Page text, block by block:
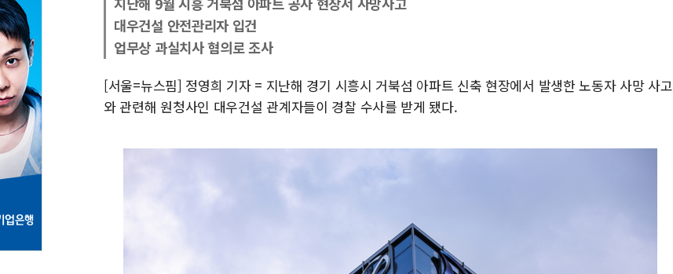
대우건설 안전관리자 입건
업무상 과실치사 혐의로 조사
[서울=뉴스핌] 정영희 기자 = 지난해 경기 시흥시 거북섬 아파트 신축 현장에서 발생한 노동자 사망 사고
와 관련해 원청사인 대우건설 관계자들이 경찰 수사를 받게 됐다.